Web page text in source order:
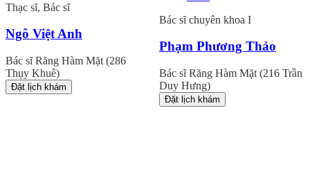
Thạc sĩ, Bác sĩ
Ngô Việt Anh
Bác sĩ Răng Hàm Mặt (286
Thụy Khuê)
Đặt lịch khám
Bác sĩ chuyên khoa I
Phạm Phương Thảo
Bác sĩ Răng Hàm Mặt (216 Trần
Duy Hưng)
Đặt lịch khám